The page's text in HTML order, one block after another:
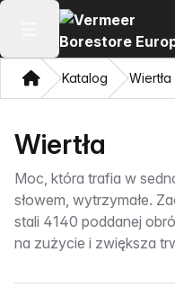
Otwórz menu główne
DomKatalog Wiertła
Wiertła
Moc, która trafia w
słowem, wytrzymałe.
stali 4140 poddanej
na zużycie i zwiększa